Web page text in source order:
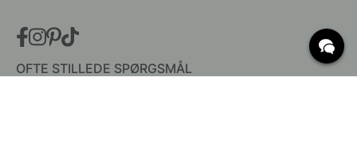
OFTE STILLEDE SPØRGSMÅL